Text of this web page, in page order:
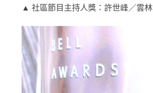
▲ 社區節目主持人獎：許世峰／雲